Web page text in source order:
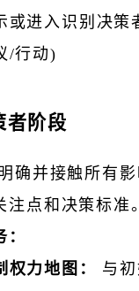
或进入识别决策
/行动)
者 阶段
确并接触所有
注点和决策标准。
权力地图：
与